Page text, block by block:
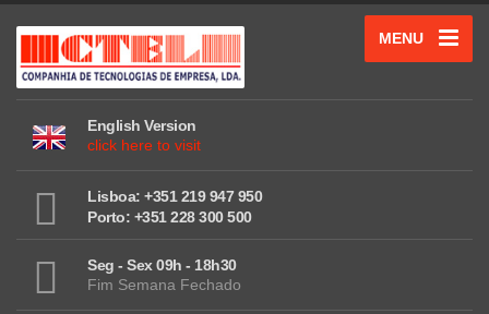
MENU
English Version
click here to visit
Lisboa: +351 219 947 950
Porto: +351 228 300 500
Seg - Sex 09h - 18h30
Fim Semana Fechado